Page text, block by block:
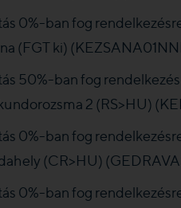
0%-ban fog
(FGT ki)
50%-ban fog
2 (RS>HU)
0%-ban fog
(CR>HU)
0%-ban fog